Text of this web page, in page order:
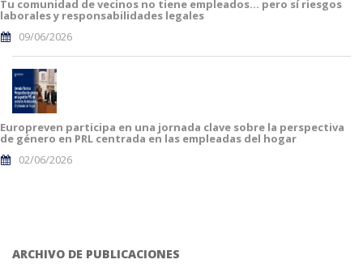
Tu comunidad de vecinos no tiene empleados… pero sí riesgos
laborales y responsabilidades legales
09/06/2026
Europreven participa en una jornada clave sobre la perspectiva
de género en PRL centrada en las empleadas del hogar
02/06/2026
ARCHIVO DE PUBLICACIONES